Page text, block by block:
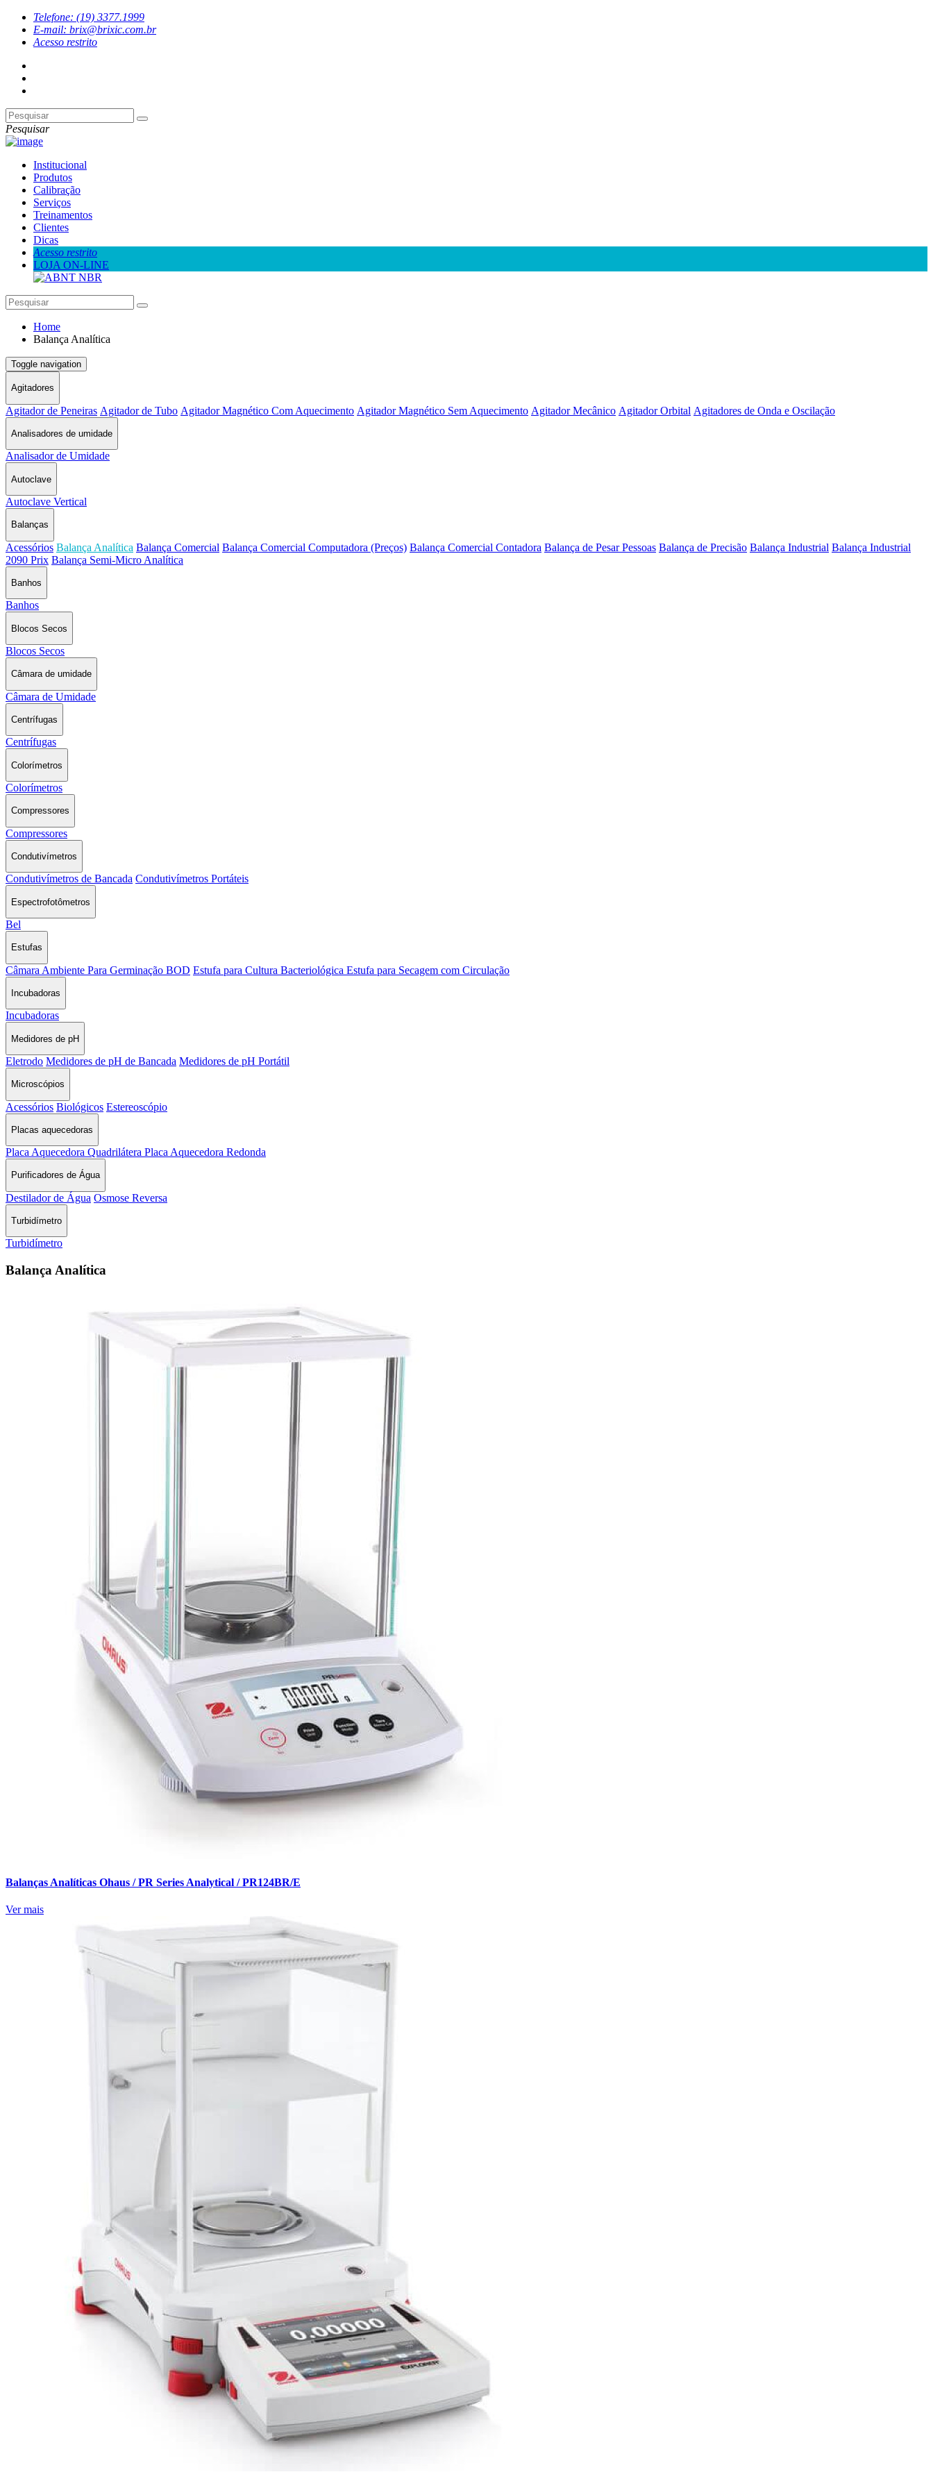
Telefone: (19) 3377.1999
E-mail: brix@brixic.com.br
Acesso restrito
Pesquisar
Institucional
Produtos
Calibração
Serviços
Treinamentos
Clientes
Dicas
Acesso restrito
LOJA ON-LINE
Home
Balança Analítica
Toggle navigation
Agitadores
Agitador de Peneiras Agitador de Tubo Agitador Magnético Com Aquecimento Agitador Magnético Sem Aquecimento Agitador Mecânico Agitador Orbital Agitadores de Onda e Oscilação
Analisadores de umidade
Analisador de Umidade
Autoclave
Autoclave Vertical
Balanças
Acessórios Balança Analítica Balança Comercial Balança Comercial Computadora (Preços) Balança Comercial Contadora Balança de Pesar Pessoas Balança de Precisão Balança Industrial Balança Industrial
2090 Prix Balança Semi-Micro Analítica
Banhos
Banhos
Blocos Secos
Blocos Secos
Câmara de umidade
Câmara de Umidade
Centrífugas
Centrífugas
Colorímetros
Colorímetros
Compressores
Compressores
Condutivímetros
Condutivímetros de Bancada Condutivímetros Portáteis
Espectrofotômetros
Bel
Estufas
Câmara Ambiente Para Germinação BOD Estufa para Cultura Bacteriológica Estufa para Secagem com Circulação
Incubadoras
Incubadoras
Medidores de pH
Eletrodo Medidores de pH de Bancada Medidores de pH Portátil
Microscópios
Acessórios Biológicos Estereoscópio
Placas aquecedoras
Placa Aquecedora Quadrilátera Placa Aquecedora Redonda
Purificadores de Água
Destilador de Água Osmose Reversa
Turbidímetro
Turbidímetro
Balança Analítica
Balanças Analíticas Ohaus / PR Series Analytical / PR124BR/E
Ver mais